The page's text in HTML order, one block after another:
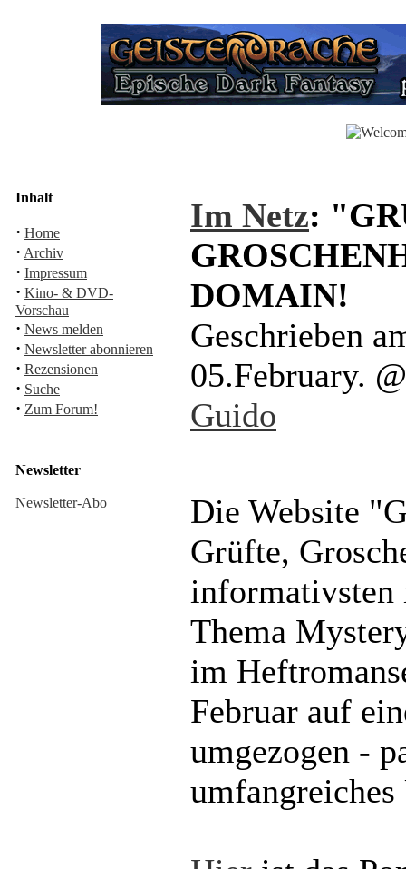
Inhalt
· Home
· Archiv
· Impressum
· Kino- & DVD-
Vorschau
· News melden
· Newsletter abonnieren
· Rezensionen
· Suche
· Zum Forum!
Newsletter
Newsletter-Abo
Im Netz:
DOMAIN!
Geschrieben
05.February.
Guido
Die Website
Grüfte,
informativsten
Thema
im
Februar auf
umgezogen -
umfangreiches